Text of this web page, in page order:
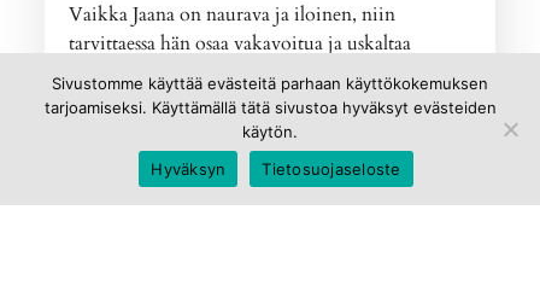
Vaikka Jaana on naurava ja iloinen, niin
tarvittaessa hän osaa vakavoitua ja uskaltaa
kohdata edessään olevan ihmisin juuri sellaisena
kuin hän on. Sosiaalityöntekijän roolissa vastaan
tuli paljon erilaisia tilanteita eikä Jaana pelkää
kohdata vaikeitakaan tunteita. Jaanan
valmennuksissa ja työnohjauksissa puhutaan
Sivustomme käyttää evästeitä parhaan käyttökokemuksen
tarjoamiseksi. Käyttämällä tätä sivustoa hyväksyt evästeiden
käytön.
Hyväksyn
Tietosuojaseloste